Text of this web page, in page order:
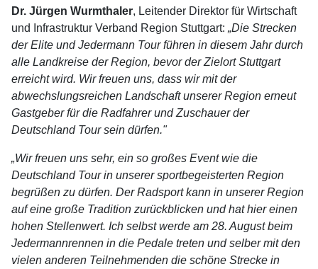
Dr. Jürgen Wurmthaler, Leitender Direktor für Wirtschaft
und Infrastruktur Verband Region Stuttgart: „Die Strecken
der Elite und Jedermann Tour führen in diesem Jahr durch
alle Landkreise der Region, bevor der Zielort Stuttgart
erreicht wird. Wir freuen uns, dass wir mit der
abwechslungsreichen Landschaft unserer Region erneut
Gastgeber für die Radfahrer und Zuschauer der
Deutschland Tour sein dürfen."
„Wir freuen uns sehr, ein so großes Event wie die
Deutschland Tour in unserer sportbegeisterten Region
begrüßen zu dürfen. Der Radsport kann in unserer Region
auf eine große Tradition zurückblicken und hat hier einen
hohen Stellenwert. Ich selbst werde am 28. August beim
Jedermannrennen in die Pedale treten und selber mit den
vielen anderen Teilnehmenden die schöne Strecke in